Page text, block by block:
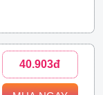
40.903đ